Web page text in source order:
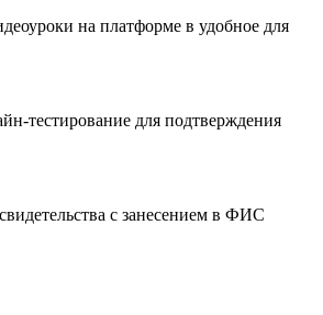
на платформе в удобное для
тестирование для подтверждения
с занесением в ФИС